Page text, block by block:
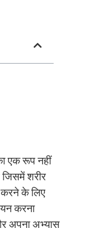
एक रूप नहीं
जिसमें शरीर
के लिए
करना
अपना अभ्यास